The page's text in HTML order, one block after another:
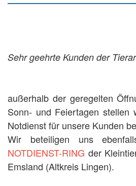
Sehr geehrte Kunden der
außerhalb der geregelten
Sonn- und Feiertagen stellen
Notdienst für unsere Kunden
Wir beteiligen uns
NOTDIENST-RING der
Emsland (Altkreis Lingen).